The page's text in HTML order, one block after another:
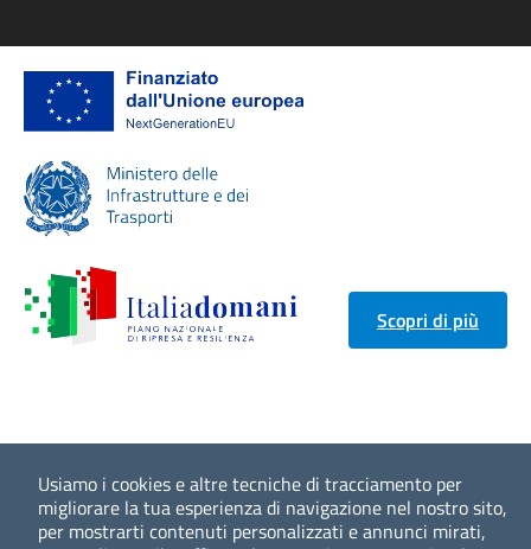
Usiamo i cookies e altre tecniche di tracciamento per
migliorare la tua esperienza di navigazione nel nostro sito,
per mostrarti contenuti personalizzati e annunci mirati,
Scopri di più